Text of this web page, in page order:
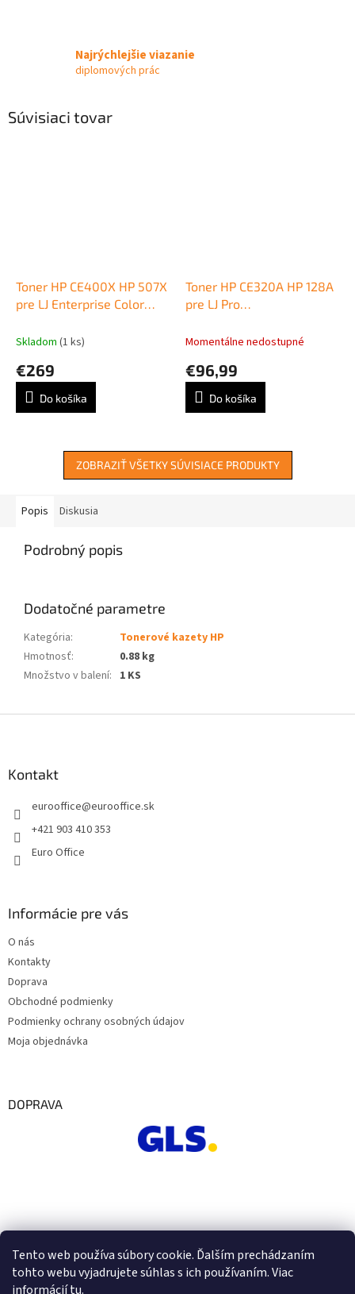
Tento web používa súbory cookie. Ďalším prechádzaním
tohto webu vyjadrujete súhlas s ich používaním. Viac
informáciítu.
Najrýchlejšie viazanie
diplomových prác
Súvisiaci tovar
Toner HP CE400X HP 507X
pre LJ Enterprise Color
(11.000 str.)
Skladom (1 ks)
€269
Do košíka
Toner HP CE320A HP 128A
pre LJ Pro
(2.000 str.)
Momentálne nedostupné
€96,99
Do košíka
ZOBRAZIŤ VŠETKY SÚVISIACE PRODUKTY
Popis Diskusia
Podrobný popis
Dodatočné parametre
Kategória:
Tonerové kazety HP
Hmotnosť:
0.88 kg
Množstvo v balení: 1 KS
Kontakt
eurooffice@eurooffice.sk
+421 903 410 353
Euro Office
Informácie pre vás
O nás
Kontakty
Doprava
Obchodné podmienky
Podmienky ochrany osobných údajov
Moja objednávka
DOPRAVA